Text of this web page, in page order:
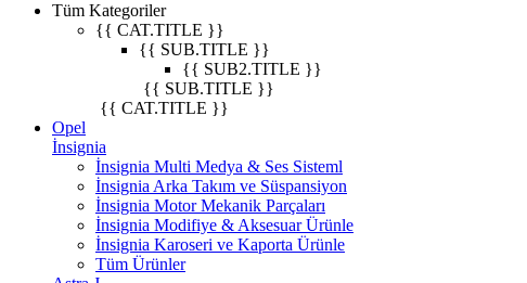
Tüm Kategoriler
{{ CAT.TITLE }}
{{ SUB.TITLE }}
{{ SUB2.TITLE }}
{{ SUB.TITLE }}
{{ CAT.TITLE }}
Opel
İnsignia
İnsignia Multi Medya & Ses Sisteml
İnsignia Arka Takım ve Süspansiyon
İnsignia Motor Mekanik Parçaları
İnsignia Modifiye & Aksesuar Ürünle
İnsignia Karoseri ve Kaporta Ürünle
Tüm Ürünler